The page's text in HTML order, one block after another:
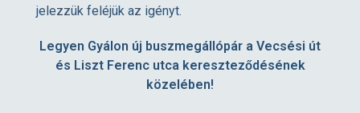
s
jelezzük feléjük az igényt.
Legyen Gyálon új buszmegállópár a Vecsési út
és Liszt Ferenc utca kereszteződésének
közelében!